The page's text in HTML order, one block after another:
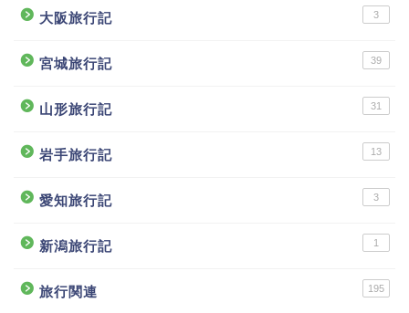
大阪旅行記 3
宮城旅行記 39
山形旅行記 31
岩手旅行記 13
愛知旅行記 3
新潟旅行記 1
旅行関連 195